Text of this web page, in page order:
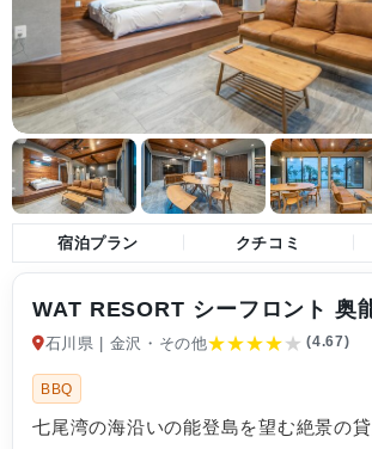
宿泊プラン クチコミ
WAT RESORT シーフロント 奥
石川県 | 金沢・その他★★★★★ (4.67)
BBQ
七尾湾の海沿いの能登島を望む絶景の